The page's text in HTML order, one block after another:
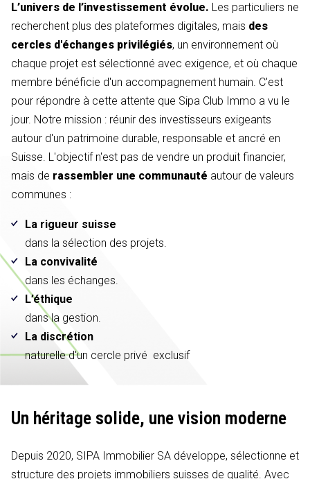
L’univers de l’investissement évolue. Les particuliers ne
recherchent plus des plateformes digitales, mais des
cercles d'échanges privilégiés, un environnement où
chaque projet est sélectionné avec exigence, et où chaque
membre bénéficie d'un accompagnement humain. C'est
pour répondre à cette attente que Sipa Club Immo a vu le
jour. Notre mission : réunir des investisseurs exigeants
autour d'un patrimoine durable, responsable et ancré en
Suisse. L'objectif n'est pas de vendre un produit financier,
mais de rassembler une communauté autour de valeurs
communes :
La rigueur suisse
dans la sélection des projets.
La convivalité
dans les échanges.
L’éthique
dans la gestion.
La discrétion
naturelle d'un cercle privé exclusif
Un héritage solide, une vision moderne
Depuis 2020, SIPA Immobilier SA développe, sélectionne et
structure des projets immobiliers suisses de qualité. Avec